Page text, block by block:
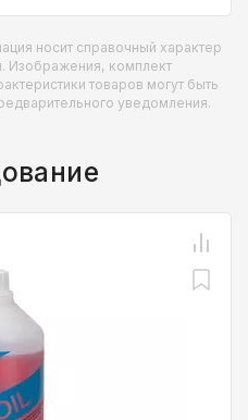
носит справочный характер
Изображения, комплект
товаров могут быть
уведомления.